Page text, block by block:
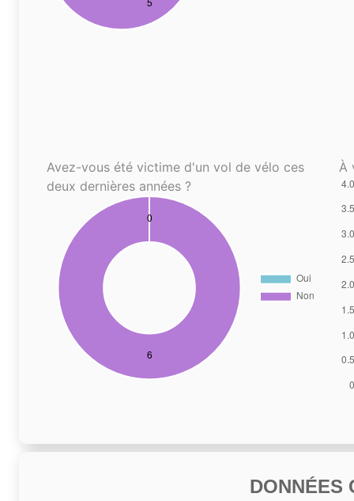
Avez-vous été victime d'un vol de vélo ces
deux dernières années ?
À
DONNÉES